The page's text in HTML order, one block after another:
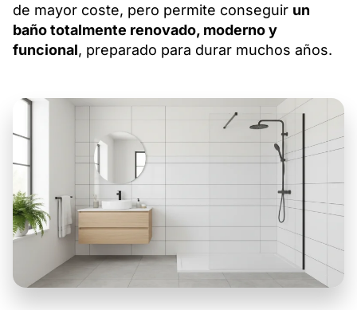
de mayor coste, pero permite conseguir un
baño totalmente renovado, moderno y
funcional, preparado para durar muchos años.